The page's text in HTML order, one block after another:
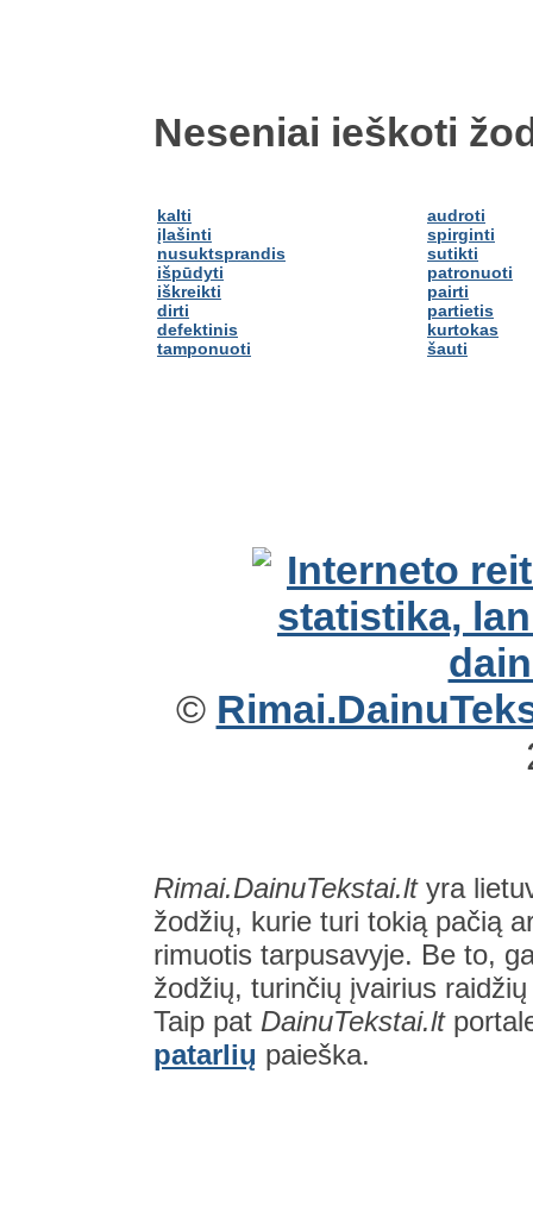
Neseniai ieškoti
kalti
įlašinti
nusuktsprandis
išpūdyti
iškreikti
dirti
defektinis
tamponuoti
audroti
spirginti
sutikti
patronuoti
pairti
partietis
kurtokas
šauti
©
Rimai.DainuTekstai.ltyra
žodžių, kurie turi tokią pačią
rimuotis tarpusavyje. Be to,
žodžių, turinčių įvairius
Taip pat DainuTekstai.lt
patarlių paieška.